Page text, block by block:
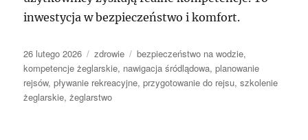
inwestycja w bezpieczeństwo i komfort.
Data
publikacji
26 lutego 2026 Kategorie
zdrowie Tagi
bezpieczeństwo na wodzie,
kompetencje żeglarskie, nawigacja śródlądowa,planowanie
rejsów,pływanie rekreacyjne,przygotowanie do rejsu,szkolenie
żeglarskie,żeglarstwo